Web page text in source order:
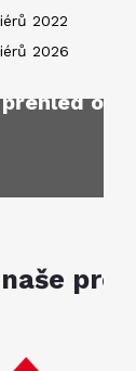
2022
2026
o